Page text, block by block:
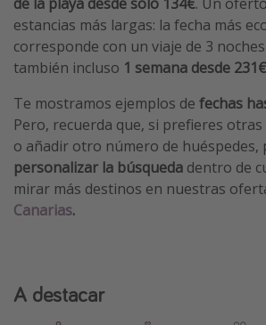
Guía de equipaje de mano
Parques de atracciones
El Rey León el musical
Harry Potter en Londres y otros
Eventos deportivos
estancias más largas: la fecha más
corresponde con un viaje de 3
también incluso 1 semana desde
Te mostramos ejemplos de fechas
Pero, recuerda que, si prefieres
o añadir otro número de huéspedes,
personalizar la búsqueda dentro de
mirar más destinos en nuestras
Canarias.
A destacar